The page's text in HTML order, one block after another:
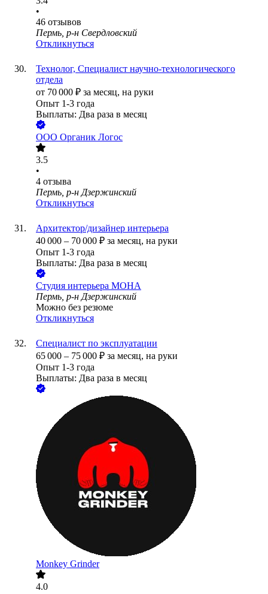
•
46 отзывов
Пермь, р-н Свердловский
Откликнуться
Технолог, Специалист научно-технологического
отдела
от 70 000 ₽ за месяц, на руки
Опыт 1-3 года
Выплаты: Два раза в месяц
ООО Органик Логос
3.5
•
4 отзыва
Пермь, р-н Дзержинский
Откликнуться
Архитектор/дизайнер интерьера
40 000 – 70 000 ₽ за месяц, на руки
Опыт 1-3 года
Выплаты: Два раза в месяц
Студия интерьера МОНА
Пермь, р-н Дзержинский
Можно без резюме
Откликнуться
Специалист по эксплуатации
65 000 – 75 000 ₽ за месяц, на руки
Опыт 1-3 года
Выплаты: Два раза в месяц
Monkey Grinder
4.0